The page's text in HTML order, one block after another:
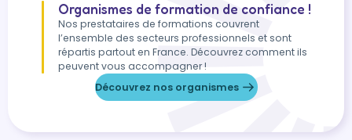
Organismes de formation de confiance !
Nos prestataires de formations couvrent
l’ensemble des secteurs professionnels et sont
répartis partout en France. Découvrez comment ils
peuvent vous accompagner !
Découvrez nos organismes